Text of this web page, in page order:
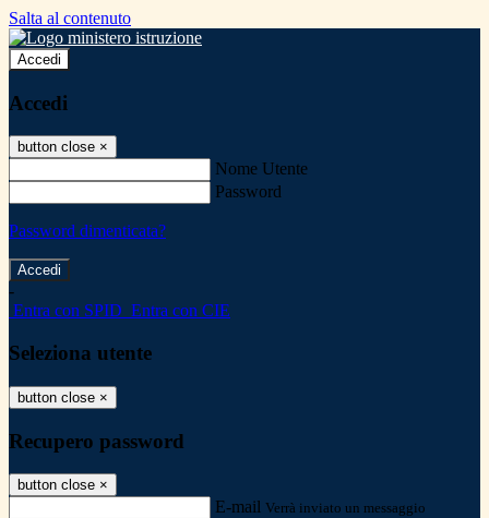
Salta al contenuto
Accedi
Accedi
button close ×
Nome Utente
Password
Password dimenticata?
-
Entra con SPID Entra con CIE
Seleziona utente
button close ×
Recupero password
button close ×
E-mail Verrà inviato un messaggio